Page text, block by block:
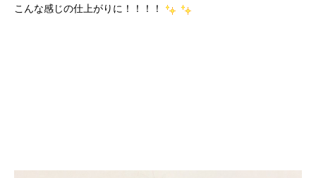
こんな感じの仕上がりに！！！！